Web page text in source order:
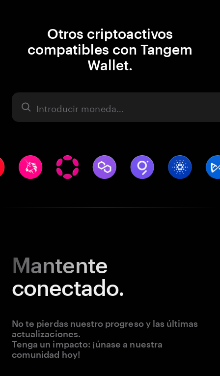
Otros criptoactivos
compatibles con Tangem
Wallet.
Activo
Mantente
conectado.
No te pierdas nuestro progreso y las últimas
actualizaciones.
Tenga un impacto: ¡únase a nuestra
comunidad hoy!